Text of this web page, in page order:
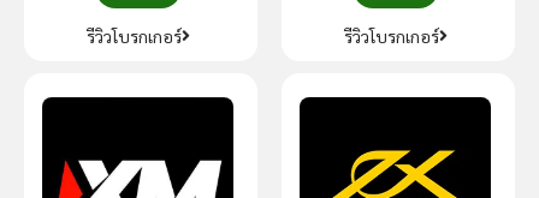
รีวิวโบรกเกอร์ รีวิวโบรกเกอร์